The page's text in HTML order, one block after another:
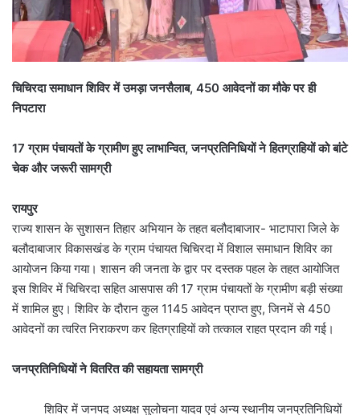
चिचिरदा समाधान शिविर में उमड़ा जनसैलाब, 450 आवेदनों का मौके पर ही
निपटारा
17 ग्राम पंचायतों के ग्रामीण हुए लाभान्वित, जनप्रतिनिधियों ने हितग्राहियों को बांटे
चेक और जरूरी सामग्री
रायपुर
राज्य शासन के सुशासन तिहार अभियान के तहत बलौदाबाजार- भाटापारा जिले के
बलौदाबाजार विकासखंड के ग्राम पंचायत चिचिरदा में विशाल समाधान शिविर का
आयोजन किया गया। शासन की जनता के द्वार पर दस्तक पहल के तहत आयोजित
इस शिविर में चिचिरदा सहित आसपास की 17 ग्राम पंचायतों के ग्रामीण बड़ी संख्या
में शामिल हुए। शिविर के दौरान कुल 1145 आवेदन प्राप्त हुए, जिनमें से 450
आवेदनों का त्वरित निराकरण कर हितग्राहियों को तत्काल राहत प्रदान की गई।
जनप्रतिनिधियों ने वितरित की सहायता सामग्री
शिविर में जनपद अध्यक्ष सुलोचना यादव एवं अन्य स्थानीय जनप्रतिनिधियों